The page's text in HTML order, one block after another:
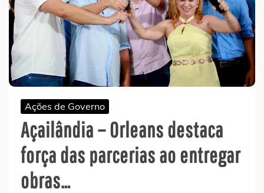
Ações de Governo
Açailândia – Orleans destaca
força das parcerias ao entregar
obras…